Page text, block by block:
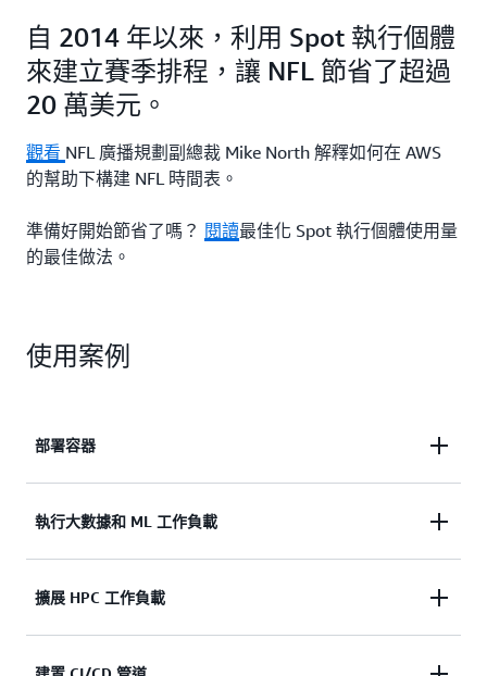
自 2014 年以來，利用 Spot 執行個體
來建立賽季排程，讓 NFL 節省了超過
20 萬美元。
觀看 NFL 廣播規劃副總裁 Mike North 解釋如何在 AWS
的幫助下構建 NFL 時間表。
準備好開始節省了嗎？ 閱讀最佳化 Spot 執行個體使用量
的最佳做法。
使用案例
部署容器
在 Spot 執行個體上使用 Amazon EC2、Amazon
執行大數據和 ML 工作負載
使用 Spot 執行個體搭配 Amazon EMR、Hadoop、
擴展 HPC 工作負載